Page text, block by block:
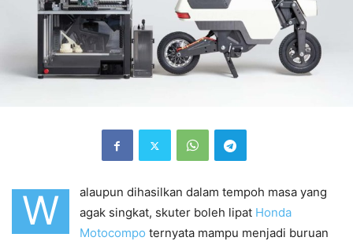
W
alaupun dihasilkan dalam tempoh masa yang
agak singkat, skuter boleh lipat Honda
Motocompo ternyata mampu menjadi buruan